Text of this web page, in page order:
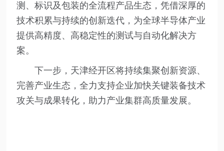
测、标识及包装的全流程产品生态，凭借深厚的
技术积累与持续的创新迭代，为全球半导体产业
提供高精度、高稳定性的测试与自动化解决方
案。
下一步，天津经开区将持续集聚创新资源、
完善产业生态，全力支持企业加快关键装备技术
攻关与成果转化，助力产业集群高质量发展。